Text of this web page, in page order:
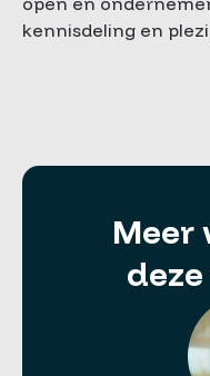
kennisdeling en
Meer